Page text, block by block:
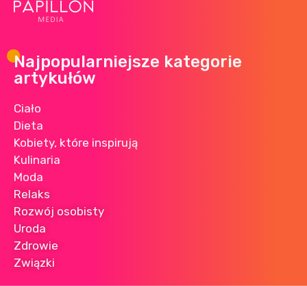
Najpopularniejsze kategorie
artykułów
Ciało
Dieta
Kobiety, które inspirują
Kulinaria
Moda
Relaks
Rozwój osobisty
Uroda
Zdrowie
Związki